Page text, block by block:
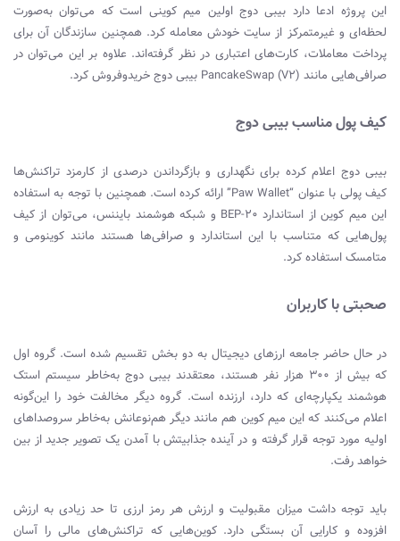
این پروژه ادعا دارد بیبی دوج اولین میم کوینی است که می‌توان به‌صورت
لحظه‌ای و غیرمتمرکز از سایت خودش معامله کرد. همچنین سازندگان آن برای
پرداخت معاملات، کارت‌های اعتباری در نظر گرفته‌اند. علاوه بر این می‌توان در
صرافی‌هایی مانند PancakeSwap (V2) بیبی دوج خریدوفروش کرد.
کیف پول مناسب بیبی دوج
بیبی دوج اعلام کرده برای نگهداری و بازگرداندن درصدی از کارمزد تراکنش‌ها
کیف پولی با عنوان “Paw Wallet” ارائه کرده است. همچنین با توجه به استفاده
این میم کوین از استاندارد BEP-20 و شبکه هوشمند بایننس، می‌توان از کیف
پول‌هایی که متناسب با این استاندارد و صرافی‌ها هستند مانند کوینومی و
متامسک استفاده کرد.
صحبتی با کاربران
در حال حاضر جامعه ارزهای دیجیتال به دو بخش تقسیم شده است. گروه اول
که بیش از ۳۰۰ هزار نفر هستند، معتقدند بیبی دوج به‌خاطر سیستم استک
هوشمند یکپارچه‌ای که دارد، ارزنده است. گروه دیگر مخالفت خود را این‌گونه
اعلام می‌کنند که این میم کوین هم مانند دیگر هم‌نوعانش به‌خاطر سروصداهای
اولیه مورد توجه قرار گرفته و در آینده جذابیتش با آمدن یک تصویر جدید از بین
خواهد رفت.
باید توجه داشت میزان مقبولیت و ارزش هر رمز ارزی تا حد زیادی به ارزش
افزوده و کارایی آن بستگی دارد. کوین‌هایی که تراکنش‌های مالی را آسان